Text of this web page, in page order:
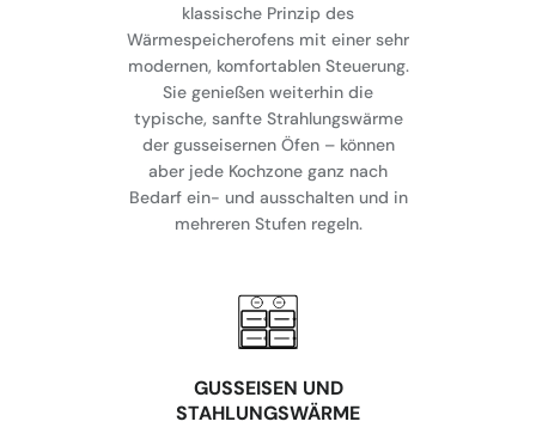
klassische Prinzip des
Wärmespeicherofens mit einer sehr
modernen, komfortablen Steuerung.
Sie genießen weiterhin die
typische, sanfte Strahlungswärme
der gusseisernen Öfen – können
aber jede Kochzone ganz nach
Bedarf ein- und ausschalten und in
mehreren Stufen regeln.
GUSSEISEN UND
STAHLUNGSWÄRME